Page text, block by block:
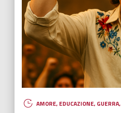
AMORE, EDUCAZIONE, GUERRA,